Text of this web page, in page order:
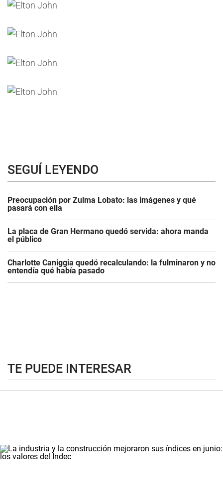
SEGUÍ LEYENDO
Preocupación por Zulma Lobato: las imágenes y qué
pasará con ella
La placa de Gran Hermano quedó servida: ahora manda
el público
Charlotte Caniggia quedó recalculando: la fulminaron y no
entendía qué había pasado
TE PUEDE INTERESAR